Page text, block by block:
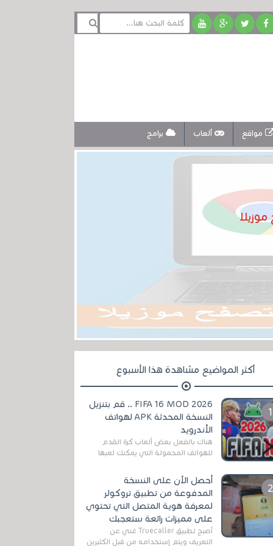
مواقع ألعاب برامج
أكثر المواضيع مشاهدة هذا الأسبوع
FIFA 16 MOD 2026 .. قم بتنزيل
النسخة المحدثة APK لهواتف
الأندرويد
هناك بالفعل بعض ألعاب كرة القدم
للهواتف المحمولة التي يمكنك لعبها
مثل EA Sports ...
أحصل الآن على النسخة
المدفوعة من تطبيق تروكولر
لمعرفة هوية المتصل التي تحتوي
على مميزات رائعة ستعجبك
أصبح تطبيق Truecaller غني عن
التعريف ويتم إستخدامه من قبل الكثيرين